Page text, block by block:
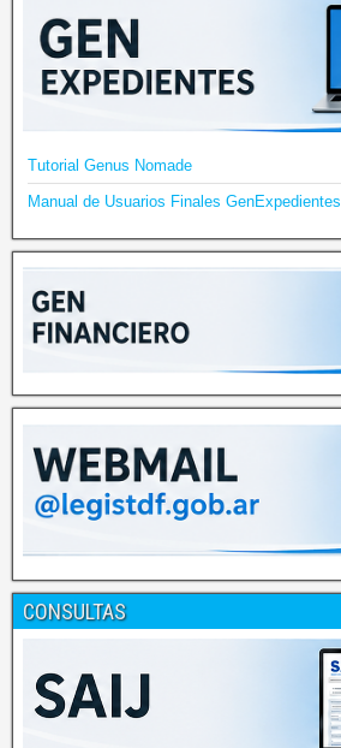
Tutorial Genus Nomade
Manual de Usuarios Finales GenExpedientes
CONSULTAS